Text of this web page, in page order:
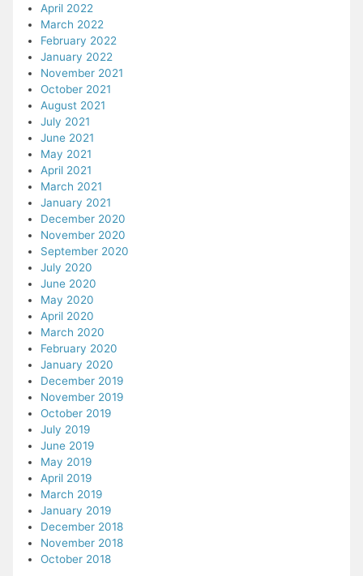
April 2022
March 2022
February 2022
January 2022
November 2021
October 2021
August 2021
July 2021
June 2021
May 2021
April 2021
March 2021
January 2021
December 2020
November 2020
September 2020
July 2020
June 2020
May 2020
April 2020
March 2020
February 2020
January 2020
December 2019
November 2019
October 2019
July 2019
June 2019
May 2019
April 2019
March 2019
January 2019
December 2018
November 2018
October 2018